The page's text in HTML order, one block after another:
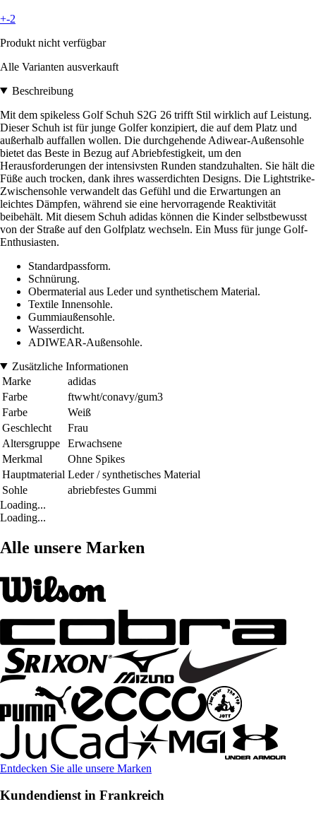
+-2
Produkt nicht verfügbar
Alle Varianten ausverkauft
Beschreibung
Mit dem spikeless Golf Schuh S2G 26 trifft Stil wirklich auf Leistung.
Dieser Schuh ist für junge Golfer konzipiert, die auf dem Platz und
außerhalb auffallen wollen. Die durchgehende Adiwear-Außensohle
bietet das Beste in Bezug auf Abriebfestigkeit, um den
Herausforderungen der intensivsten Runden standzuhalten. Sie hält die
Füße auch trocken, dank ihres wasserdichten Designs. Die Lightstrike-
Zwischensohle verwandelt das Gefühl und die Erwartungen an
leichtes Dämpfen, während sie eine hervorragende Reaktivität
beibehält. Mit diesem Schuh adidas können die Kinder selbstbewusst
von der Straße auf den Golfplatz wechseln. Ein Muss für junge Golf-
Enthusiasten.
Standardpassform.
Schnürung.
Obermaterial aus Leder und synthetischem Material.
Textile Innensohle.
Gummiaußensohle.
Wasserdicht.
ADIWEAR-Außensohle.
Zusätzliche Informationen
Marke
adidas
Farbe
ftwwht/conavy/gum3
Farbe
Weiß
Geschlecht
Frau
Altersgruppe
Erwachsene
Merkmal
Ohne Spikes
Hauptmaterial Leder / synthetisches Material
Sohle
abriebfestes Gummi
Loading...
Loading...
Alle unsere Marken
Entdecken Sie alle unsere Marken
Kundendienst in Frankreich